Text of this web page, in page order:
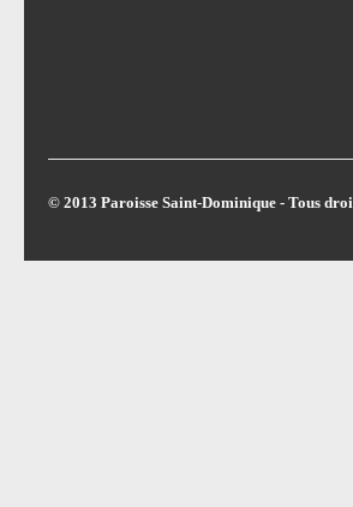
© 2013 Paroisse Saint-Dominique - Tous